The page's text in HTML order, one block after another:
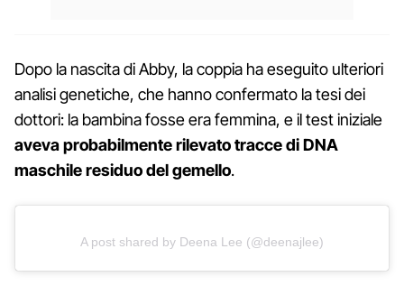
Dopo la nascita di Abby, la coppia ha eseguito ulteriori
analisi genetiche, che hanno confermato la tesi dei
dottori: la bambina fosse era femmina, e il test iniziale
aveva probabilmente rilevato tracce di DNA
maschile residuo del gemello.
A post shared by Deena Lee (@deenajlee)